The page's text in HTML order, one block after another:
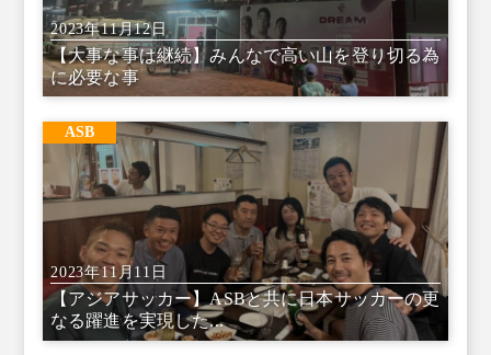
2023年11月12日
【大事な事は継続】みんなで高い山を登り切る為
に必要な事
ASB
2023年11月11日
【アジアサッカー】ASBと共に日本サッカーの更
なる躍進を実現した...